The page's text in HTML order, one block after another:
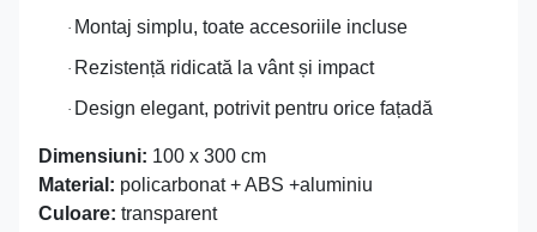
· Montaj simplu, toate accesoriile incluse
· Rezistență ridicată la vânt și impact
· Design elegant, potrivit pentru orice fațadă
Dimensiuni: 100 x 300 cm
Material: policarbonat + ABS +aluminiu
Culoare: transparent